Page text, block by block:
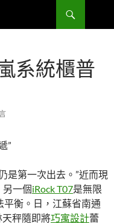
系統櫃普
”
是第一次出去。”近而現
另一個iRock T07是無限
衡。日，江蘇省南通
天秤隨即將巧寓設計蕾